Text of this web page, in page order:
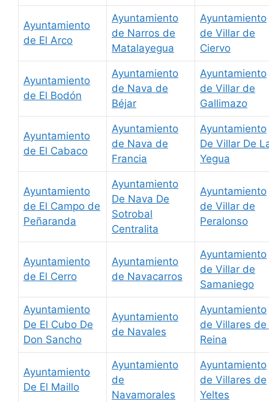
Ayuntamiento
de El Arco
Ayuntamiento
de Narros de
Matalayegua
Ayuntamiento
de Villar de
Ciervo
Ayuntamiento
de El Bodón
Ayuntamiento
de Nava de
Béjar
Ayuntamiento
de Villar de
Gallimazo
Ayuntamiento
de El Cabaco
Ayuntamiento
de Nava de
Francia
Ayuntamiento
De Villar De
Yegua
Ayuntamiento
de El Campo de
Peñaranda
Ayuntamiento
De Nava De
Sotrobal
Centralita
Ayuntamiento
de Villar de
Peralonso
Ayuntamiento
de El Cerro
Ayuntamiento
de Navacarros
Ayuntamiento
de Villar de
Samaniego
Ayuntamiento
De El Cubo De
Don Sancho
Ayuntamiento
de Navales
Ayuntamiento
de Villares de
Reina
Ayuntamiento
De El Maillo
Ayuntamiento
de
Navamorales
Ayuntamiento
de Villares de
Yeltes